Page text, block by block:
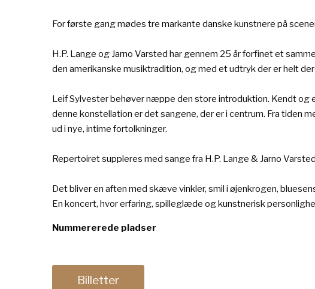
For første gang mødes tre markante danske kunstnere på
H.P. Lange og Jarno Varsted har gennem 25 år forfinet et
den amerikanske musiktradition, og med et udtryk der er helt
Leif Sylvester behøver næppe den store introduktion. Kendt og
denne konstellation er det sangene, der er i centrum. Fra tiden
ud i nye, intime fortolkninger.
Repertoiret suppleres med sange fra H.P. Lange & Jarno
Det bliver en aften med skæve vinkler, smil i øjenkrogen,
En koncert, hvor erfaring, spilleglæde og kunstnerisk
Nummererede pladser
Billetter